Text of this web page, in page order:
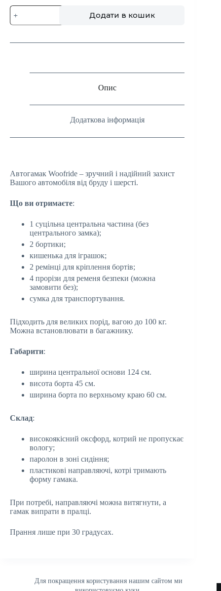
Для покращення користування нашим сайтом ми
Додати в кошик
Опис
Додаткова інформація
Автогамак Woofride – зручний і надійний захист
Вашого автомобіля від бруду і шерсті.
Що ви отримаєте:
1 суцільна центральна частина (без
центрального замка);
2 бортики;
кишенька для іграшок;
2 ремінці для кріплення бортів;
4 прорізи для ременя безпеки (можна
замовити без);
сумка для транспортування.
Підходить для великих порід, вагою до 100 кг.
Можна встановлювати в багажнику.
Габарити:
ширина центральної основи 124 см.
висота борта 45 см.
ширина борта по верхньому краю 60 см.
Склад:
високоякісний оксфорд, котрий не пропускає
вологу;
паролон в зоні сидіння;
пластикові направляючі, котрі тримають
форму гамака.
При потребі, направляючі можна витягнути, а
гамак випрати в пралці.
Прання лише при 30 градусах.